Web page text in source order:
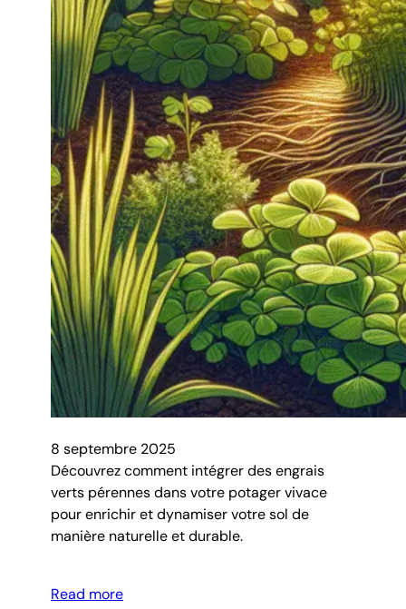
8 septembre 2025
Découvrez comment intégrer des engrais
verts pérennes dans votre potager vivace
pour enrichir et dynamiser votre sol de
manière naturelle et durable.
Read more